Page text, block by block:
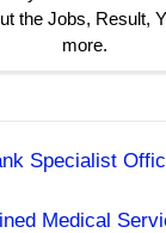
the Jobs, Result,
more.
Specialist
Medical